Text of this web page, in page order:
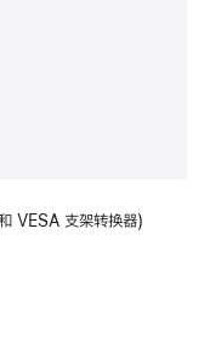
VESA 支架转换器)